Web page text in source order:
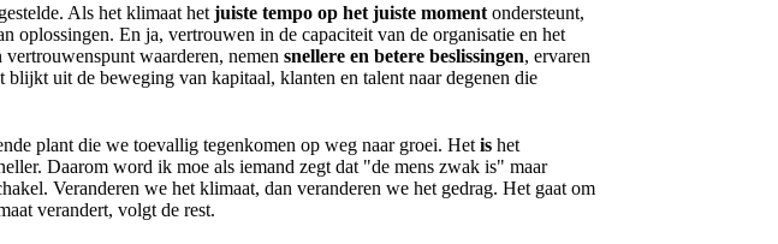
Als het klimaat het juiste tempo op het juiste moment ondersteunt,
oplossingen. En ja, vertrouwen in de capaciteit van de organisatie en het
waarderen, nemen snellere en betere beslissingen, ervaren
uit de beweging van kapitaal, klanten en talent naar degenen die
plant die we toevallig tegenkomen op weg naar groei. Het is het
Daarom word ik moe als iemand zegt dat "de mens zwak is" maar
Veranderen we het klimaat, dan veranderen we het gedrag. Het gaat om
verandert, volgt de rest.